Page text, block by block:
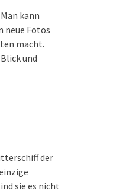
kann
neue Fotos
macht.
und
der
sie es nicht